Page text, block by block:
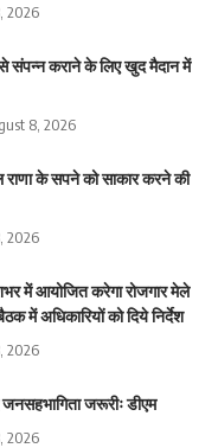
2026
कराने के लिए खुद मैदान में
8, 2026
राणा के सपने को साकार करने की
2026
में आयोजित करेगा रोजगार मेले
में अधिकारियों को दिये निर्देश
2026
जरूरीः डीएम
2026